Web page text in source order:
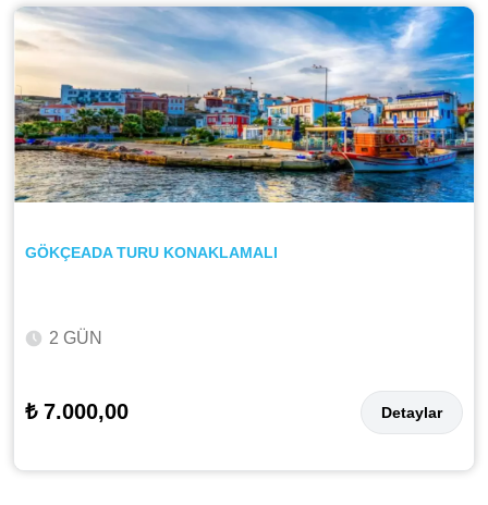
GÖKÇEADA TURU KONAKLAMALI
2 GÜN
₺ 7.000,00 Detaylar